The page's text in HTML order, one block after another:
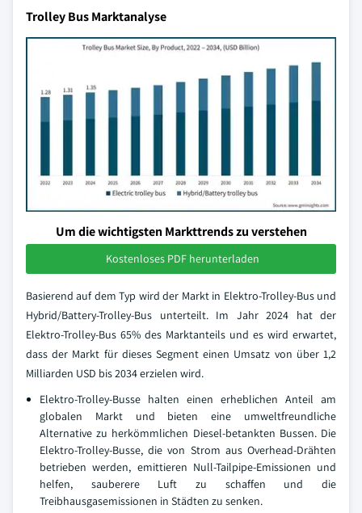
Trolley Bus Marktanalyse
Um die wichtigsten Markttrends zu verstehen
Kostenloses PDF herunterladen
Basierend auf dem Typ wird der Markt in Elektro-Trolley-Bus und
Hybrid/Battery-Trolley-Bus unterteilt. Im Jahr 2024 hat der
Elektro-Trolley-Bus 65% des Marktanteils und es wird erwartet,
dass der Markt für dieses Segment einen Umsatz von über 1,2
Milliarden USD bis 2034 erzielen wird.
Elektro-Trolley-Busse halten einen erheblichen Anteil am
globalen Markt und bieten eine umweltfreundliche
Alternative zu herkömmlichen Diesel-betankten Bussen. Die
Elektro-Trolley-Busse, die von Strom aus Overhead-Drähten
betrieben werden, emittieren Null-Tailpipe-Emissionen und
helfen, sauberere Luft zu schaffen und die
Treibhausgasemissionen in Städten zu senken.